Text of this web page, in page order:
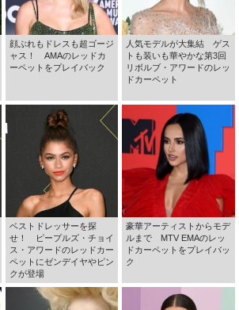
顔ぶれもドレスも超ゴージ
ャス！ AMAのレッドカ
ーペットをプレイバック
人気モデルが大集結 ゲス
トも装いも華やかな第3回
リボルブ・アワードのレッ
ドカーペット
ベストドレッサーを探
せ！ ピープルズ・チョイ
ス・アワードのレッドカー
ペットにゼンデイヤやピン
クが登場
豪華アーティストからモデ
ルまで MTV EMAのレッ
ドカーペットをプレイバッ
ク